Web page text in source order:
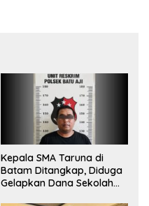
Kepala SMA Taruna di
Batam Ditangkap, Diduga
Gelapkan Dana Sekolah